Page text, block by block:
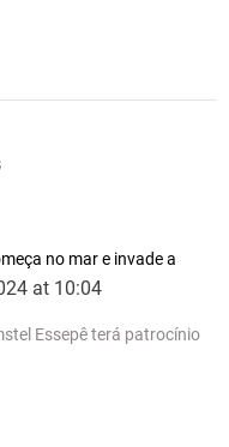
no mar e invade a
at 10:04
Essepê terá patrocínio